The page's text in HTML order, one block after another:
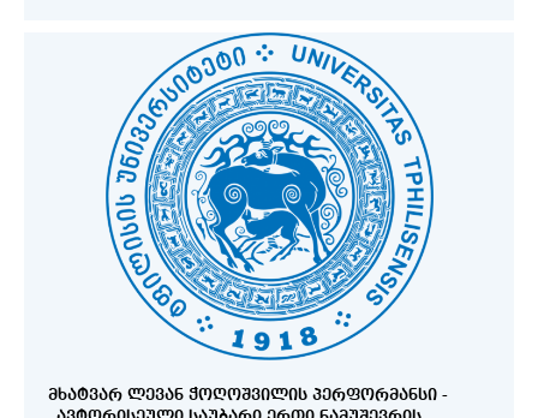
ᲛᲮᲐᲢᲕᲐᲠ ᲚᲔᲕᲐᲜ ᲭᲝᲦᲝᲨᲕᲘᲚᲘᲡ ᲞᲔᲠᲤᲝᲠᲛᲐᲜᲡᲘ -